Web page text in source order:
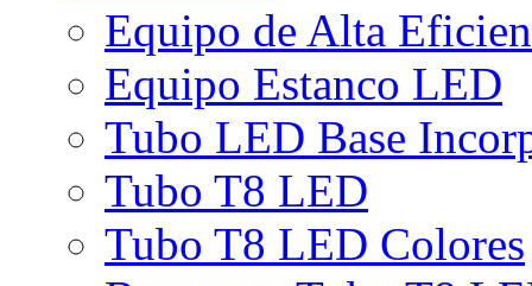
Equipo de Alta
Equipo Estanco LED
Tubo LED Base
Tubo T8 LED
Tubo T8 LED Colores